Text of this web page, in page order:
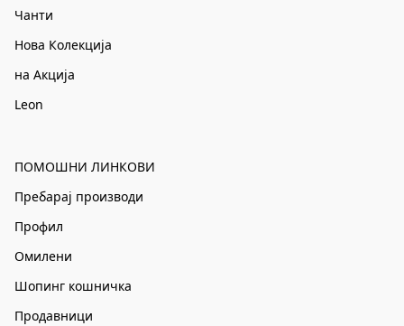
Чанти
Нова Колекција
на Акција
Leon
ПОМОШНИ ЛИНКОВИ
Пребарај производи
Профил
Омилени
Шопинг кошничка
Продавници